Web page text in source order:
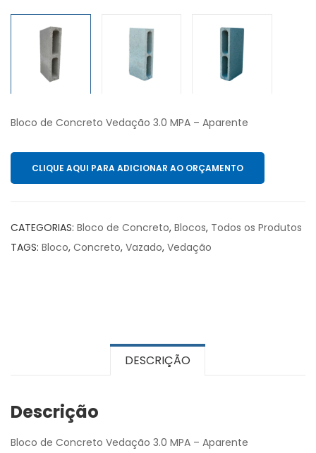
Bloco de Concreto Vedação 3.0 MPA – Aparente
CLIQUE AQUI PARA ADICIONAR AO ORÇAMENTO
CATEGORIAS: Bloco de Concreto, Blocos, Todos os Produtos
TAGS: Bloco, Concreto, Vazado, Vedação
DESCRIÇÃO
Descrição
Bloco de Concreto Vedação 3.0 MPA – Aparente